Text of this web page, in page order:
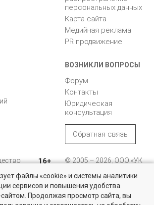
- это просто!
тысяч проверенных вариантов на вторичом
персональных данных
Карта сайта
Медийная реклама
PR продвижение
ВОЗНИКЛИ ВОПРОСЫ
Форум
Контакты
Юридическая
консультация
Обратная связь
16+
© 2005 – 2026, ООО «УК
196105, Санкт-
Петербург, пр. Юрия
Гагарина, 1
файлы «cookie» и системы аналитики
сервисов и повышения удобства
Продолжая просмотр сайта, вы